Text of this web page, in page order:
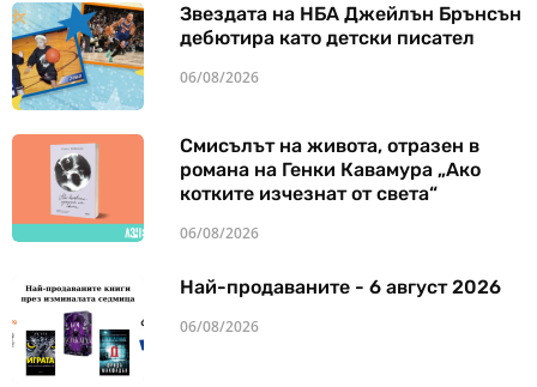
Звездата на НБА Джейлън Брънсън
дебютира като детски писател
06/08/2026
Смисълът на живота, отразен в
романа на Генки Кавамура „Ако
котките изчезнат от света“
06/08/2026
Най-продаваните - 6 август 2026
06/08/2026